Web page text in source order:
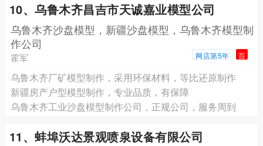
10、乌鲁木齐昌吉市天诚嘉业模型公司
乌鲁木齐沙盘模型，新疆沙盘模型，乌鲁木齐模型制
作公司
霍军 网店第5年 百
乌鲁木齐厂矿模型制作，采用环保材料，等比还原制作
新疆房产户型模型制作，专业品质，有保障
乌鲁木齐工业沙盘模型制作公司，正规公司，服务周到
11、蚌埠沃达景观喷泉设备有限公司